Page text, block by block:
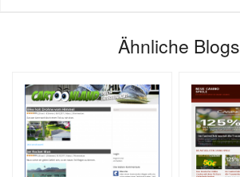
Ähnliche Blogs